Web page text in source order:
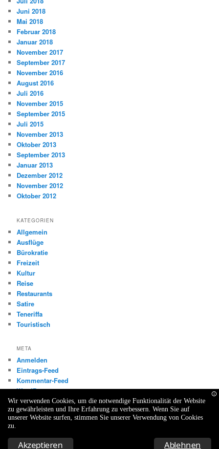
Juni 2018
Mai 2018
Februar 2018
Januar 2018
November 2017
September 2017
November 2016
August 2016
Juli 2016
November 2015
September 2015
Juli 2015
November 2013
Oktober 2013
September 2013
Januar 2013
Dezember 2012
November 2012
Oktober 2012
KATEGORIEN
Allgemein
Ausflüge
Bürokratie
Freizeit
Kultur
Reise
Restaurants
Satire
Teneriffa
Touristisch
META
Anmelden
Eintrags-Feed
Kommentar-Feed
WordPress.org
Wir verwenden Cookies, um die notwendige Funktionalität der Website
zu gewährleisten und Ihre Erfahrung zu verbessern. Wenn Sie auf
unserer Website surfen, stimmen Sie unserer Verwendung von Cookies
zu.
Akzeptieren Ablehnen